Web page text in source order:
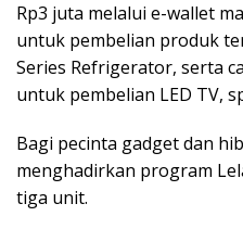
Rp3 juta melalui e-wallet
untuk pembelian produk
Series Refrigerator, serta
untuk pembelian LED TV,
Bagi pecinta gadget dan
menghadirkan program
tiga unit.